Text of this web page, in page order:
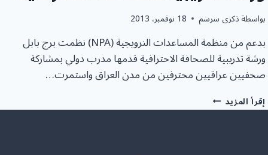
بواسطةذكرى سرسم 18 نوفمبر، 2013
بدعم من منظمة المساعدات النرويجية (NPA) نظمت برج بابل
ورشة تدريبية للصحافة الاحترافية قدمها مدرب دولي بمشاركة
صحفيين عراقيين محترفين من مدن العراق واستمرت…
إقرأ المزيدورشة
تدريبية